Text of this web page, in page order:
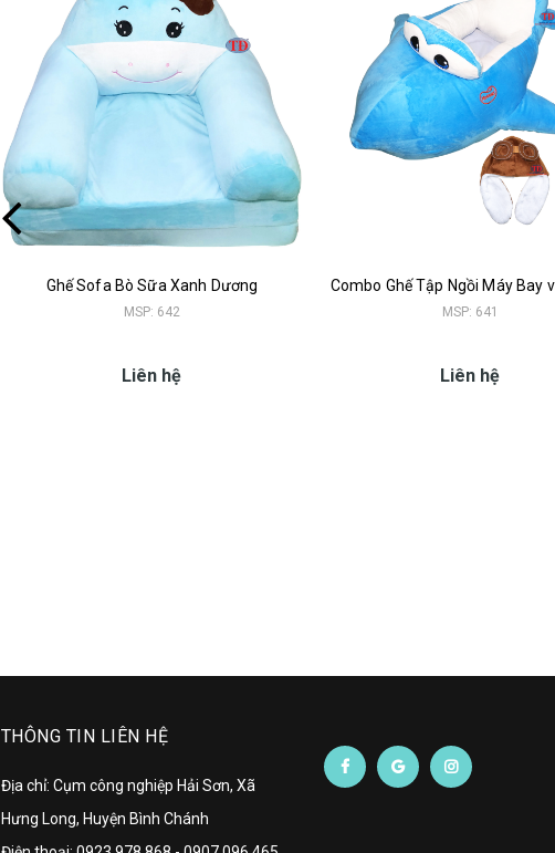
Ghế Sofa Bò Sữa Xanh Dương
MSP: 642
Liên hệ
MSP: 641
Liên hệ
THÔNG TIN LIÊN HỆ
Địa chỉ: Cụm công nghiệp Hải Sơn, Xã
Hưng Long, Huyện Bình Chánh